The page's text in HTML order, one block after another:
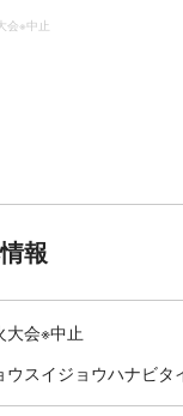
会※中止
報
大会※中止
ウスイジョウハナビタ